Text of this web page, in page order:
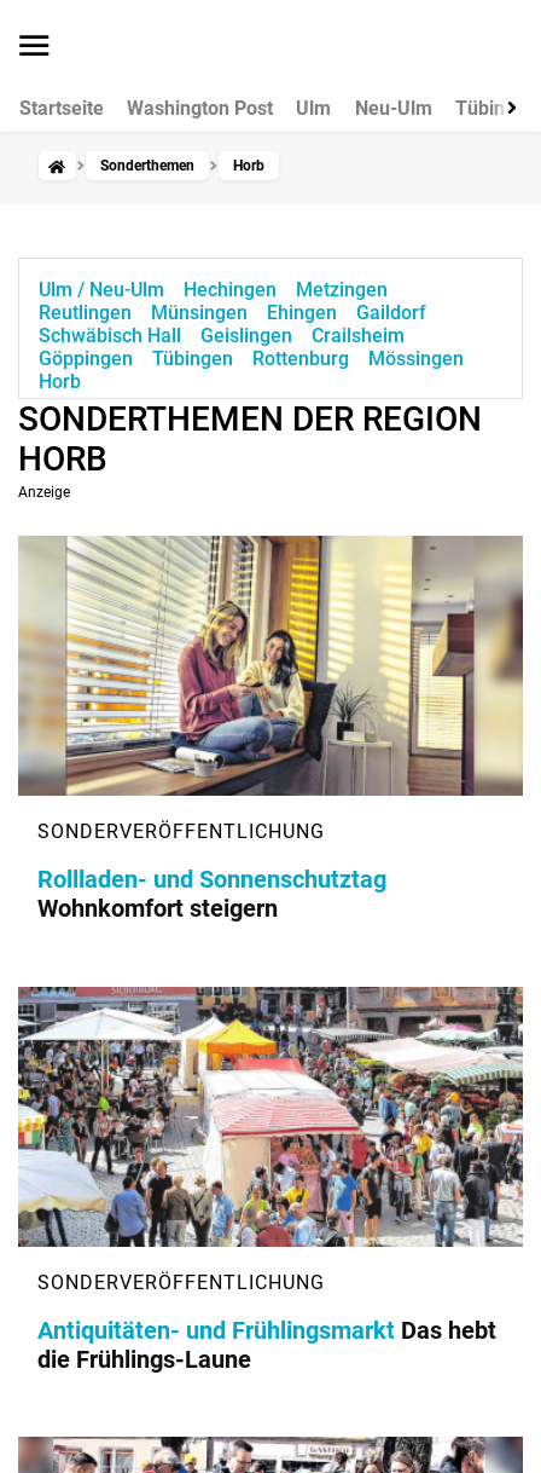
Startseite Washington Post Ulm Neu-Ulm Tübingen
Sonderthemen Horb
Ulm / Neu-Ulm Hechingen
Metzingen
Reutlingen
Münsingen Ehingen
Gaildorf
Schwäbisch Hall
Geislingen
Crailsheim
Göppingen
Tübingen Rottenburg
Mössingen
Horb
SONDERTHEMEN DER REGION
HORB
Anzeige
Rollladen- und Sonnenschutztag
Wohnkomfort steigern
Antiquitäten- und Frühlingsmarkt Das hebt
die Frühlings-Laune